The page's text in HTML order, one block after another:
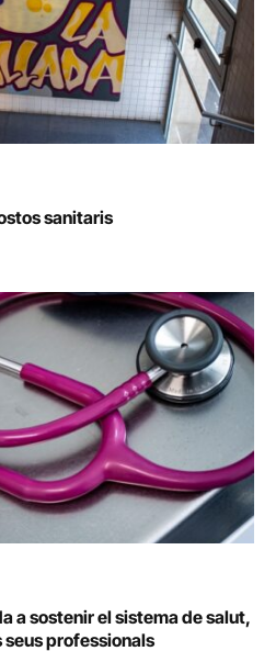
sanitaris
a sostenir el sistema de salut,
professionals